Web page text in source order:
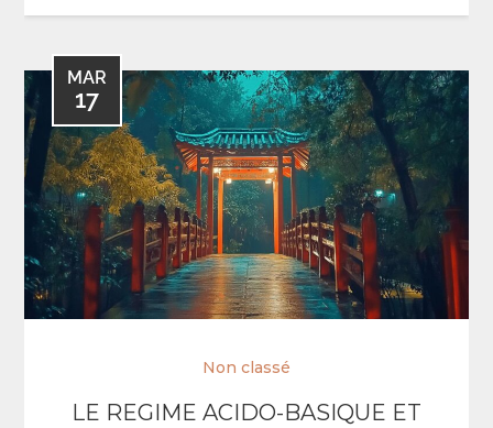
MAR
17
Non classé
LE REGIME ACIDO-BASIQUE ET